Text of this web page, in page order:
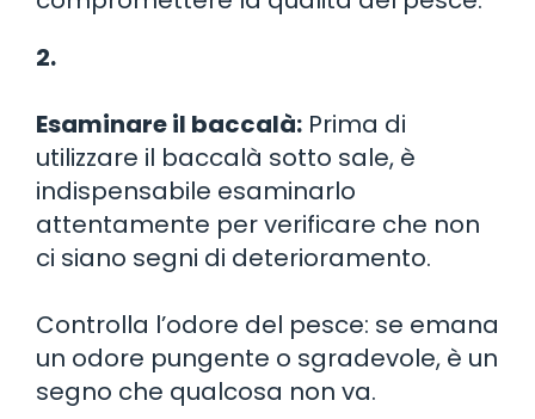
2.
Esaminare il baccalà: Prima di
utilizzare il baccalà sotto sale, è
indispensabile esaminarlo
attentamente per verificare che non
ci siano segni di deterioramento.
Controlla l’odore del pesce: se emana
un odore pungente o sgradevole, è un
segno che qualcosa non va.